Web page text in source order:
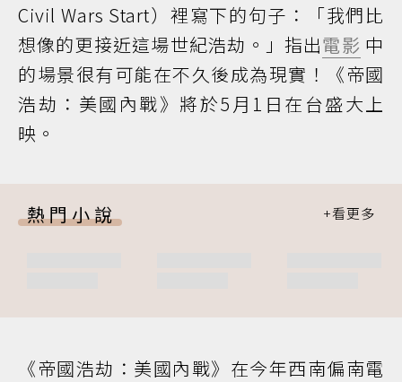
Civil Wars Start）裡寫下的句子：「我們比
想像的更接近這場世紀浩劫。」指出電影 中
的場景很有可能在不久後成為現實！《帝國
浩劫：美國內戰》將於5月1日在台盛大上
映。
熱門小說
《帝國浩劫：美國內戰》在今年西南偏南電